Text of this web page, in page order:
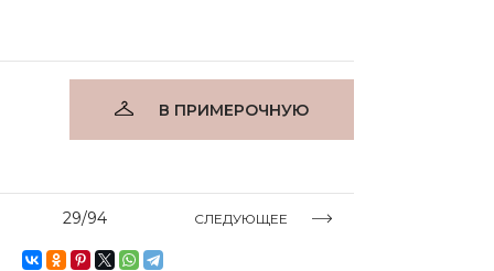
В ПРИМЕРОЧНУЮ
29/94 СЛЕДУЮЩЕЕ